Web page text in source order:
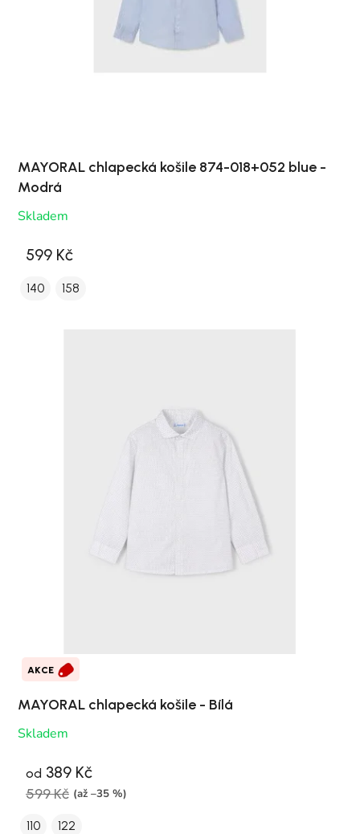
MAYORAL chlapecká košile 874-018+052 blue -
Modrá
Skladem
599 Kč
140 158
AKCE
MAYORAL chlapecká košile - Bílá
Skladem
od 389 Kč
599 Kč (až –35 %)
110 122